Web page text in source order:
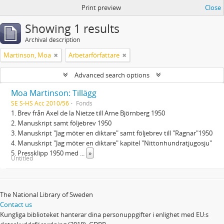
Print preview Close
Showing 1 results
Archival description
Martinson, Moa Arbetarförfattare
Advanced search options
Moa Martinson: Tillägg
SE S-HS Acc 2010/56 Fonds
1. Brev från Axel de la Nietze till Arne Björnberg 1950
2. Manuskript samt följebrev 1950
3. Manuskript "Jag möter en diktare" samt följebrev till "Ragnar"1950
4. Manuskript "Jag möter en diktare" kapitel "Nittonhundratjugosju"
5. Pressklipp 1950 med ... »
Untitled
The National Library of Sweden
Contact us
Kungliga biblioteket hanterar dina personuppgifter i enlighet med EU:s